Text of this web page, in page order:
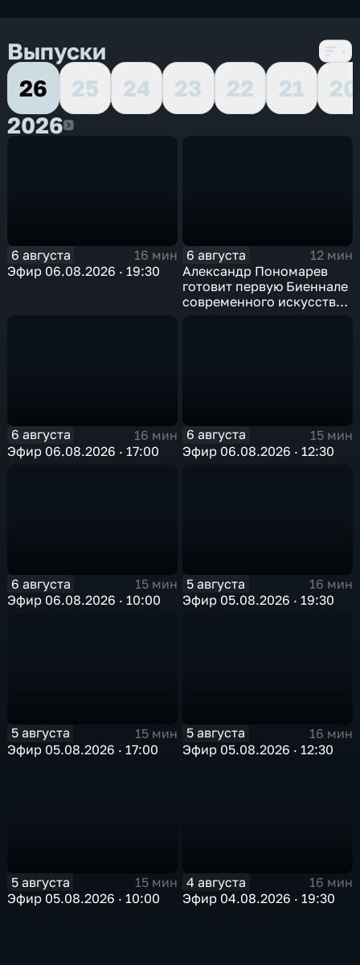
Выпуски
26
25 24 23 22 21
20
20262026
6 августа
16 мин
Эфир 06.08.2026 · 19:30
6 августа
12 мин
Александр Пономарев
готовит первую Биеннале
современного искусства
6 августа
16 мин
Эфир 06.08.2026 · 17:00
6 августа
15 мин
Эфир 06.08.2026 · 12:30
6 августа
15 мин
Эфир 06.08.2026 · 10:00
5 августа
16 мин
Эфир 05.08.2026 · 19:30
5 августа
15 мин
Эфир 05.08.2026 · 17:00
5 августа
16 мин
Эфир 05.08.2026 · 12:30
5 августа
15 мин
Эфир 05.08.2026 · 10:00
4 августа
16 мин
Эфир 04.08.2026 · 19:30